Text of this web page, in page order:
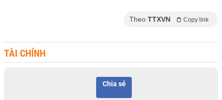
Theo TTXVN Copy link
TÀI CHÍNH
Chia sẻ